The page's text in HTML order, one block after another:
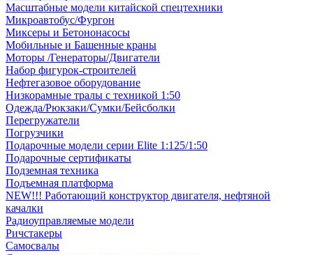
Масштабные модели китайской спецтехники
Микроавтобус/Фургон
Миксеры и Бетононасосы
Мобильные и Башенные краны
Моторы /Генераторы/Двигатели
Набор фигурок-строителей
Нефтегазовое оборудование
Низкорамные тралы с техникой 1:50
Одежда/Рюкзаки/Сумки/Бейсболки
Перегружатели
Погрузчики
Подарочные модели серии Elite 1:125/1:50
Подарочные сертификаты
Подземная техника
Подъемная платформа
NEW!!! Работающий конструктор двигателя, нефтяной
качалки
Радиоуправляемые модели
Ричстакеры
Самосвалы